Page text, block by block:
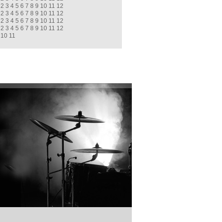
2 3 4 5 6 7 8 9 10 11 12
2 3 4 5 6 7 8 9 10 11 12
2 3 4 5 6 7 8 9 10 11 12
2 3 4 5 6 7 8 9 10 11 12
10 11